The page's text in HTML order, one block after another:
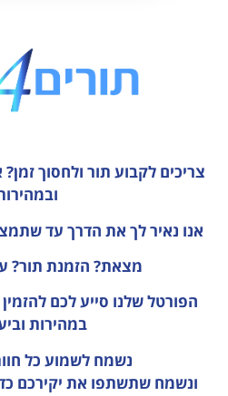
צריכים לקבוע תור ולחסוך זמן?
אנו נאיר לך את הדרך עד
מצאת? הזמנת תור?
הפורטל שלנו סייע לכם
במהירות
נשמח לשמוע כל
ונשמח שתשתפו את יקירכם